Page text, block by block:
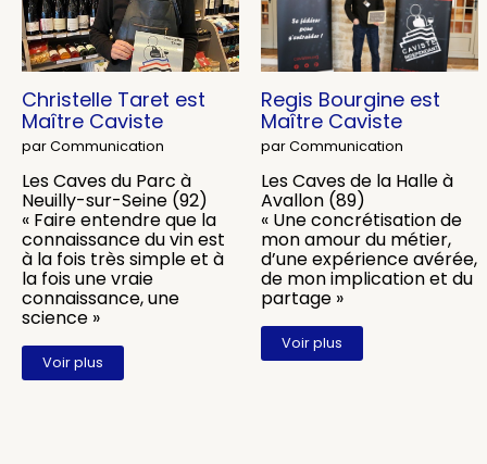
Christelle Taret est
Maître Caviste
par Communication
Les Caves du Parc à
Neuilly-sur-Seine (92)
« Faire entendre que la
connaissance du vin est
à la fois très simple et à
la fois une vraie
connaissance, une
science »
Voir plus
Regis Bourgine est
Maître Caviste
par Communication
Les Caves de la Halle à
Avallon (89)
« Une concrétisation de
mon amour du métier,
d’une expérience avérée,
de mon implication et du
partage »
Voir plus